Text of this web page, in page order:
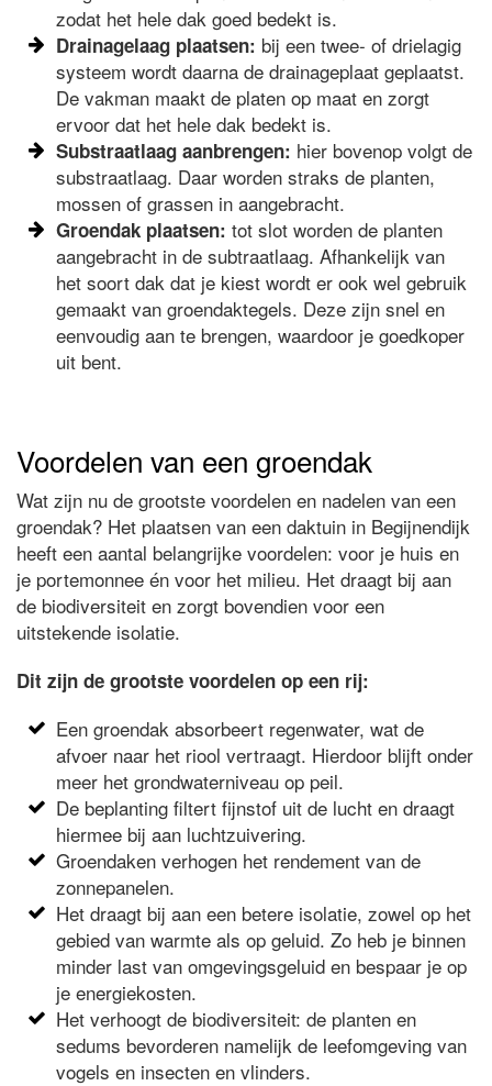
zodat het hele dak goed bedekt is.
Drainagelaag plaatsen: bij een twee- of drielagig
systeem wordt daarna de drainageplaat geplaatst.
De vakman maakt de platen op maat en zorgt
ervoor dat het hele dak bedekt is.
Substraatlaag aanbrengen: hier bovenop volgt de
substraatlaag. Daar worden straks de planten,
mossen of grassen in aangebracht.
Groendak plaatsen: tot slot worden de planten
aangebracht in de subtraatlaag. Afhankelijk van
het soort dak dat je kiest wordt er ook wel gebruik
gemaakt van groendaktegels. Deze zijn snel en
eenvoudig aan te brengen, waardoor je goedkoper
uit bent.
Voordelen van een groendak
Wat zijn nu de grootste voordelen en nadelen van een
groendak? Het plaatsen van een daktuin in Begijnendijk
heeft een aantal belangrijke voordelen: voor je huis en
je portemonnee én voor het milieu. Het draagt bij aan
de biodiversiteit en zorgt bovendien voor een
uitstekende isolatie.
Dit zijn de grootste voordelen op een rij:
Een groendak absorbeert regenwater, wat de
afvoer naar het riool vertraagt. Hierdoor blijft onder
meer het grondwaterniveau op peil.
De beplanting filtert fijnstof uit de lucht en draagt
hiermee bij aan luchtzuivering.
Groendaken verhogen het rendement van de
zonnepanelen.
Het draagt bij aan een betere isolatie, zowel op het
gebied van warmte als op geluid. Zo heb je binnen
minder last van omgevingsgeluid en bespaar je op
je energiekosten.
Het verhoogt de biodiversiteit: de planten en
sedums bevorderen namelijk de leefomgeving van
vogels en insecten en vlinders.